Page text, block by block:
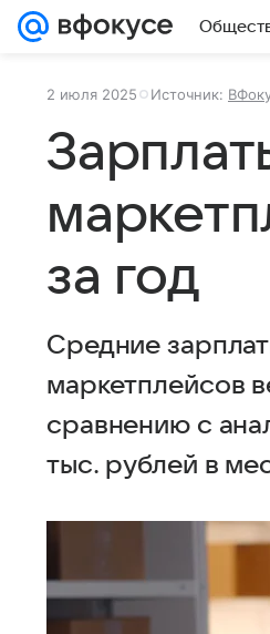
2 июля 2025 Источник:
за год
Средние
маркетплейсов
сравнению с
тыс. рублей в